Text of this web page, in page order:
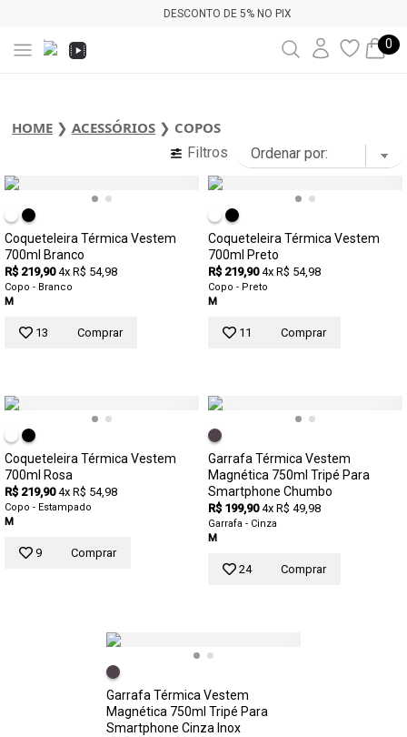
DESCONTO DE 5% NO PIX
0
HOME ❯ ACESSÓRIOS ❯ COPOS
Filtros
Coqueteleira Térmica Vestem
700ml Branco
R$ 219,90 4x R$ 54,98
Copo - Branco
M
13 Comprar
Coqueteleira Térmica Vestem
700ml Preto
R$ 219,90 4x R$ 54,98
Copo - Preto
M
11 Comprar
Coqueteleira Térmica Vestem
700ml Rosa
R$ 219,90 4x R$ 54,98
Copo - Estampado
M
9 Comprar
Garrafa Térmica Vestem
Magnética 750ml Tripé Para
Smartphone Chumbo
R$ 199,90 4x R$ 49,98
Garrafa - Cinza
M
24 Comprar
Garrafa Térmica Vestem
Magnética 750ml Tripé Para
Smartphone Cinza Inox